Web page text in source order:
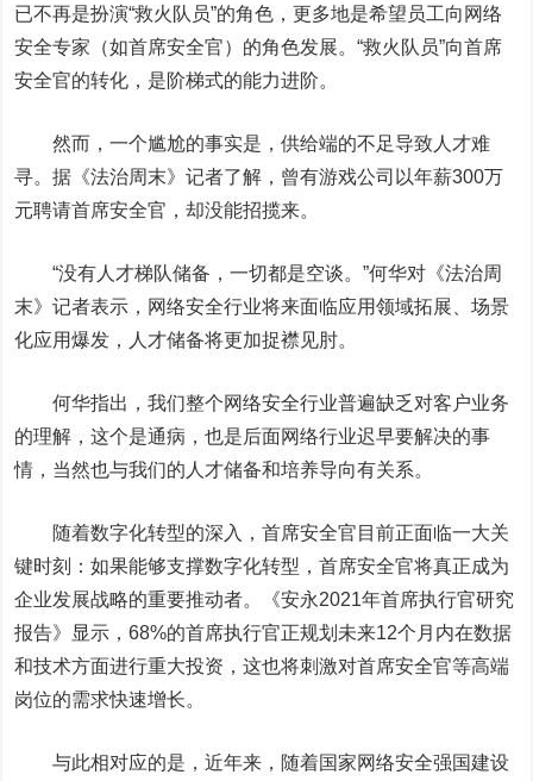
已不再是扮演“救火队员”的角色，更多地是希望员工向网络
安全专家（如首席安全官）的角色发展。“救火队员”向首席
安全官的转化，是阶梯式的能力进阶。
然而，一个尴尬的事实是，供给端的不足导致人才难
寻。据《法治周末》记者了解，曾有游戏公司以年薪300万
元聘请首席安全官，却没能招揽来。
“没有人才梯队储备，一切都是空谈。”何华对《法治周
末》记者表示，网络安全行业将来面临应用领域拓展、场景
化应用爆发，人才储备将更加捉襟见肘。
何华指出，我们整个网络安全行业普遍缺乏对客户业务
的理解，这个是通病，也是后面网络行业迟早要解决的事
情，当然也与我们的人才储备和培养导向有关系。
随着数字化转型的深入，首席安全官目前正面临一大关
键时刻：如果能够支撑数字化转型，首席安全官将真正成为
企业发展战略的重要推动者。《安永2021年首席执行官研究
报告》显示，68%的首席执行官正规划未来12个月内在数据
和技术方面进行重大投资，这也将刺激对首席安全官等高端
岗位的需求快速增长。
与此相对应的是，近年来，随着国家网络安全强国建设